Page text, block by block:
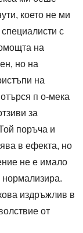
което не ми
с
на
но на
на
п о-мека
за
поръча и
в ефекта, но
не е имало
нормализира.
издръжлив в
от